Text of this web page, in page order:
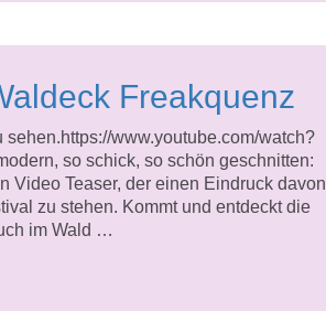
Freakquenz
www.youtube.com/watch?
so schick, so schön geschnitten:
Video Teaser, der einen Eindruck davon
zu stehen. Kommt und entdeckt die
im Wald …